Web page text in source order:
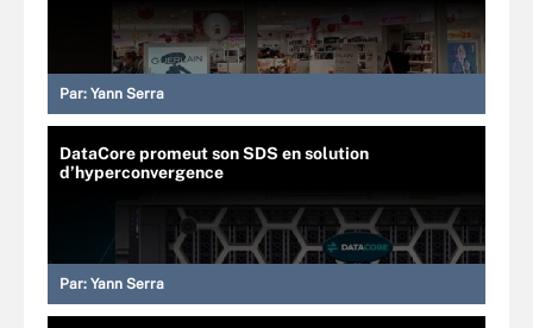
Par: Yann Serra
DataCore promeut son SDS en solution
d’hyperconvergence
Par: Yann Serra